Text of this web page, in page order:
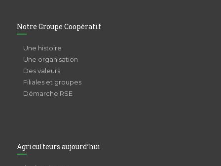
Notre Groupe Coopératif
Une histoire
Une organisation
Des valeurs
Filiales et groupes
Démarche RSE
Agriculteurs aujourd’hui